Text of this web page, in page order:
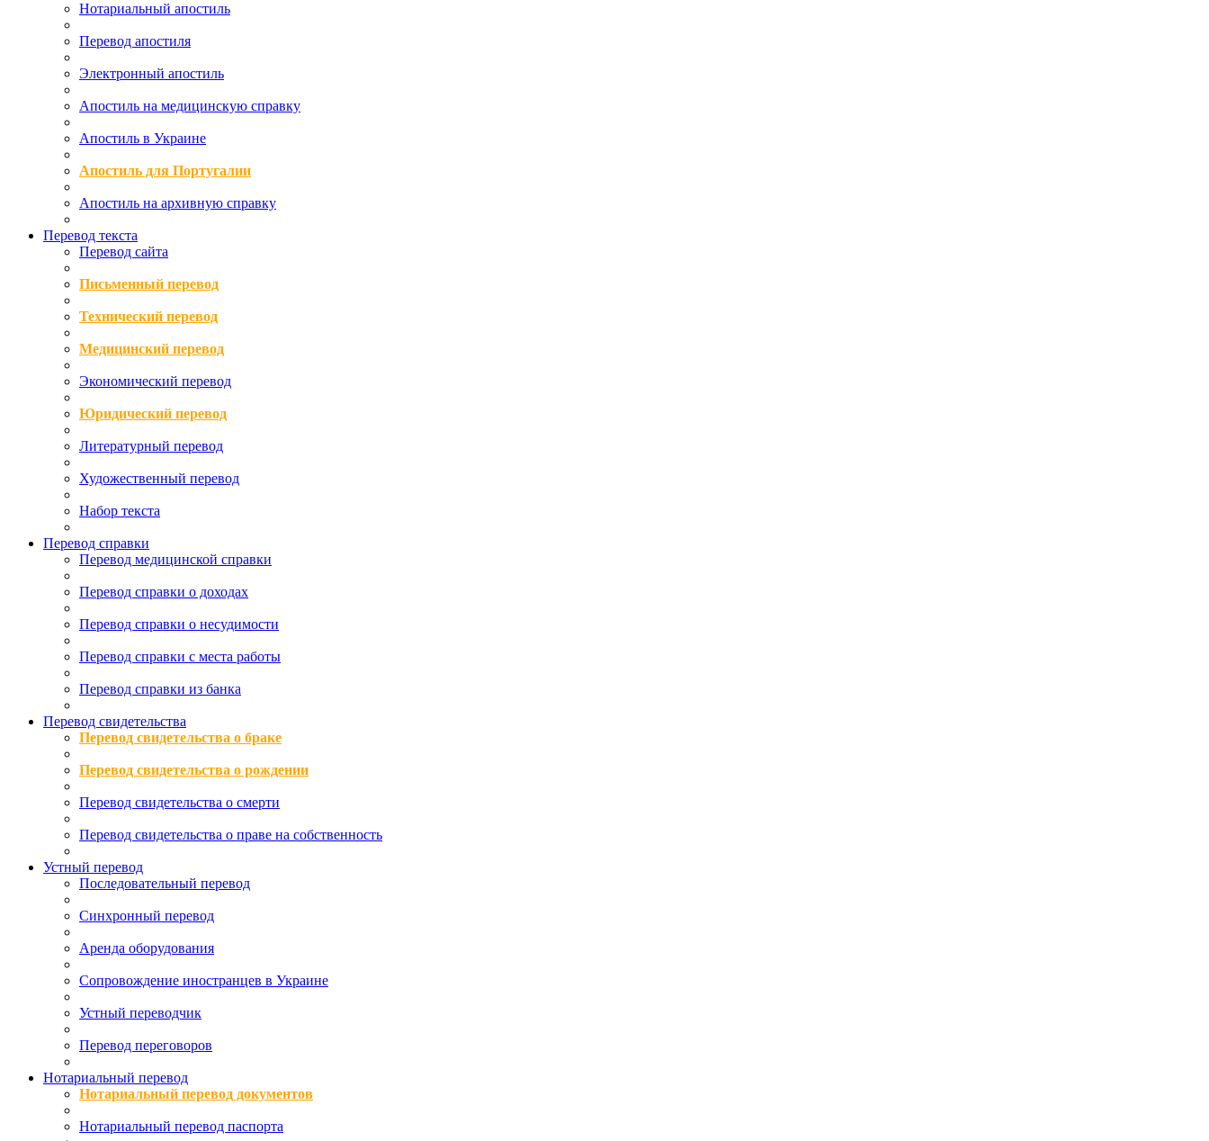
Нотариальный апостиль
Перевод апостиля
Электронный апостиль
Апостиль на медицинскую справку
Апостиль в Украине
Апостиль для Португалии
Апостиль на архивную справку
Перевод текста
Перевод сайта
Письменный перевод
Технический перевод
Медицинский перевод
Экономический перевод
Юридический перевод
Литературный перевод
Художественный перевод
Набор текста
Перевод справки
Перевод медицинской справки
Перевод справки о доходах
Перевод справки о несудимости
Перевод справки с места работы
Перевод справки из банка
Перевод свидетельства
Перевод свидетельства о браке
Перевод свидетельства о рождении
Перевод свидетельства о смерти
Перевод свидетельства о праве на собственность
Устный перевод
Последовательный перевод
Синхронный перевод
Аренда оборудования
Сопровождение иностранцев в Украине
Устный переводчик
Перевод переговоров
Нотариальный перевод
Нотариальный перевод документов
Нотариальный перевод паспорта